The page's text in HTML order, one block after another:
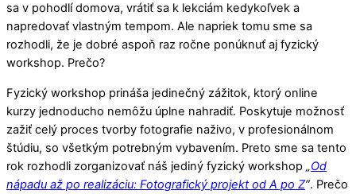
sa v pohodlí domova, vrátiť sa k lekciám kedykoľvek a
napredovať vlastným tempom. Ale napriek tomu sme sa
rozhodli, že je dobré aspoň raz ročne ponúknuť aj fyzický
workshop. Prečo?
Fyzický workshop prináša jedinečný zážitok, ktorý online
kurzy jednoducho nemôžu úplne nahradiť. Poskytuje možnosť
zažiť celý proces tvorby fotografie naživo, v profesionálnom
štúdiu, so všetkým potrebným vybavením. Preto sme sa tento
rok rozhodli zorganizovať náš jediný fyzický workshop „Od
nápadu až po realizáciu: Fotografický projekt od A po Z“. Prečo